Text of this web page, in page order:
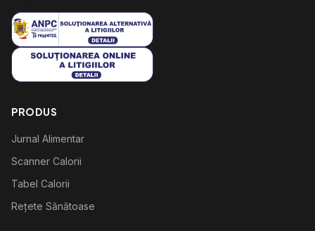
PRODUS
Jurnal Alimentar
Scanner Calorii
Tabel Calorii
Rețete Sănătoase